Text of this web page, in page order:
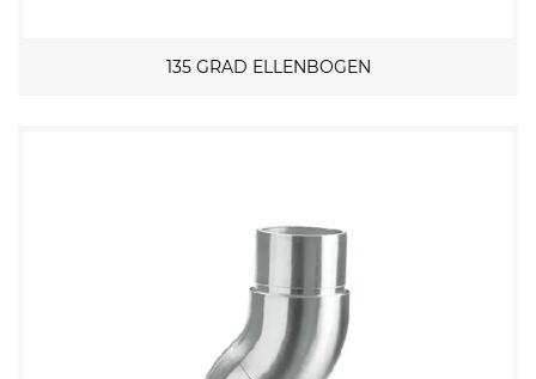
135 GRAD ELLENBOGEN